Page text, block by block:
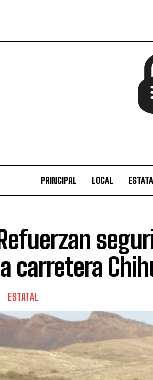
PRINCIPAL LOCAL
Refuerzan
la carretera
ESTATAL